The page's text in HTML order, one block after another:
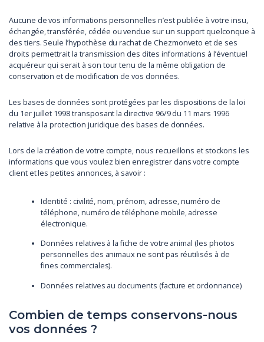
Aucune de vos informations personnelles n’est publiée à votre insu,
échangée, transférée, cédée ou vendue sur un support quelconque à
des tiers. Seule l’hypothèse du rachat de Chezmonveto et de ses
droits permettrait la transmission des dites informations à l’éventuel
acquéreur qui serait à son tour tenu de la même obligation de
conservation et de modification de vos données.
Les bases de données sont protégées par les dispositions de la loi
du 1er juillet 1998 transposant la directive 96/9 du 11 mars 1996
relative à la protection juridique des bases de données.
Lors de la création de votre compte, nous recueillons et stockons les
informations que vous voulez bien enregistrer dans votre compte
client et les petites annonces, à savoir :
Identité : civilité, nom, prénom, adresse, numéro de
téléphone, numéro de téléphone mobile, adresse
électronique.
Données relatives à la fiche de votre animal (les photos
personnelles des animaux ne sont pas réutilisés à de
fines commerciales).
Données relatives au documents (facture et ordonnance)
Combien de temps conservons-nous
vos données ?